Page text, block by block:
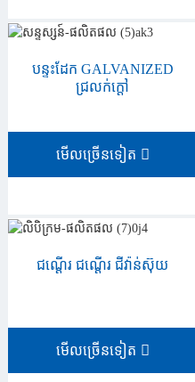
បន្ទះដែក GALVANIZED
ជ្រលក់ក្តៅ
មើលច្រើនទៀត
ជណ្ដើរ ជណ្ដើរ ជីវ៉ាន់ស៊ុយ
មើលច្រើនទៀត